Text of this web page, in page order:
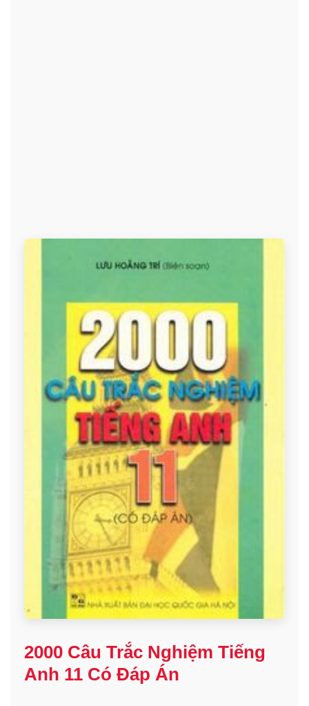
2000 Câu Trắc Nghiệm Tiếng
Anh 11 Có Đáp Án